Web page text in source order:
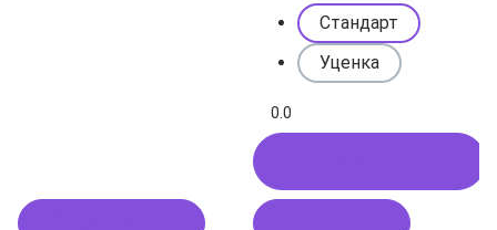
Стандарт
Уценка
0.0